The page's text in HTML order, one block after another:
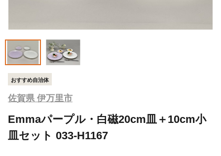
おすすめ自治体
佐賀県 伊万里市
Emmaパープル・白磁20cm皿＋10cm小
皿セット 033-H1167